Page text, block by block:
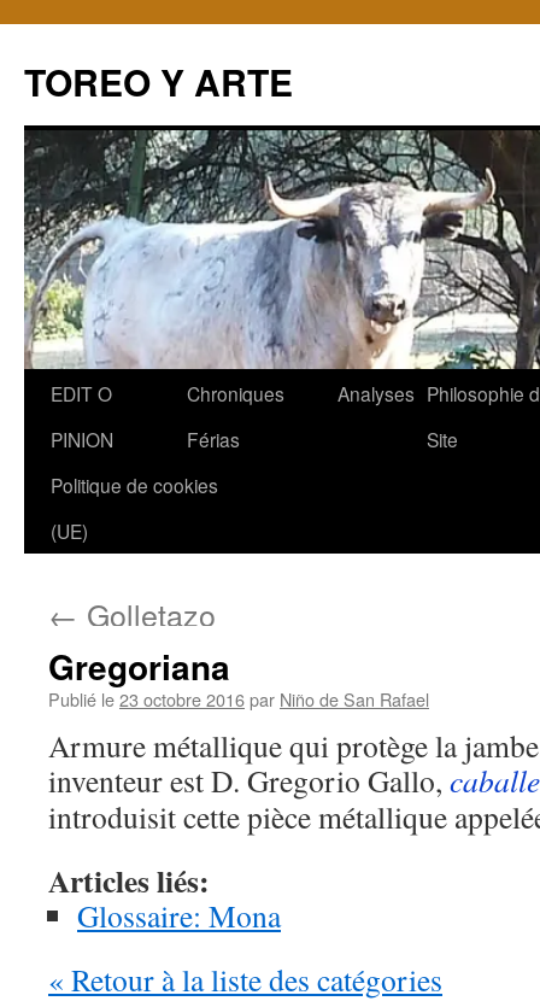
TOREO Y ARTE
Aller
contenu
EDIT O
PINION
Chroniques
Férias
Analyses Philosophie
Site
Politique de cookies
(UE)
← Golletazo
Gregoriana
Publié le23 octobre 2016par Niño de San Rafael
Armure métallique qui protège la
inventeur est D. Gregorio Gallo,
introduisit cette pièce métallique
Articles liés:
Glossaire: Mona
« Retour à la liste des catégories